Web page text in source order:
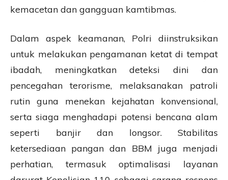
kemacetan dan gangguan kamtibmas.
Dalam aspek keamanan, Polri diinstruksikan
untuk melakukan pengamanan ketat di tempat
ibadah, meningkatkan deteksi dini dan
pencegahan terorisme, melaksanakan patroli
rutin guna menekan kejahatan konvensional,
serta siaga menghadapi potensi bencana alam
seperti banjir dan longsor. Stabilitas
ketersediaan pangan dan BBM juga menjadi
perhatian, termasuk optimalisasi layanan